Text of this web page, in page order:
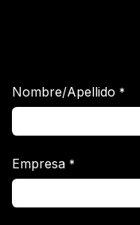
Nombre/Apellido *
Empresa *